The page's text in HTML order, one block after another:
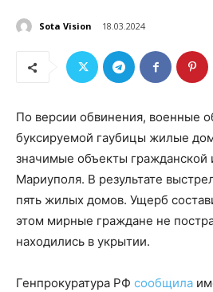
Sota Vision 18.03.2024
По версии обвинения, военные
буксируемой гаубицы жилые
значимые объекты гражданской
Мариуполя. В результате
пять жилых домов. Ущерб
этом мирные граждане не
находились в укрытии.
Генпрокуратура РФ сообщила